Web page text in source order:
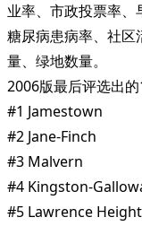
业率、市政投票率、
糖尿病患病率、社区
量、绿地数量。
2006版最后评选出的
#1 Jamestown
#2 Jane-Finch
#3 Malvern
#4 Kingston-
#5 Lawrence